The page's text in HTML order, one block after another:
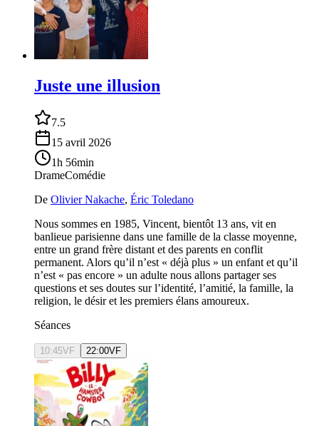
Juste une illusion
7.5
15 avril 2026
1h 56min
DrameComédie
De Olivier Nakache, Éric Toledano
Nous sommes en 1985, Vincent, bientôt 13 ans, vit en
banlieue parisienne dans une famille de la classe moyenne,
entre un grand frère distant et des parents en conflit
permanent. Alors qu’il n’est « déjà plus » un enfant et qu’il
n’est « pas encore » un adulte nous allons partager ses
questions et ses doutes sur l’identité, l’amitié, la famille, la
religion, le désir et les premiers élans amoureux.
Séances
10:45VF 22:00VF